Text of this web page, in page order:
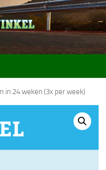
in 24 weken (3x per week)